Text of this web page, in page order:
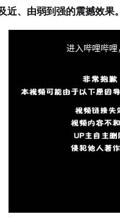
近、由弱到强的震撼效果。